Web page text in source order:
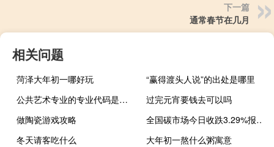
下一篇
通常春节在几月
相关问题
菏泽大年初一哪好玩
“赢得渡头人说”的出处是哪里
公共艺术专业的专业代码是什么
过完元宵要钱去可以吗
做陶瓷游戏攻略
全国碳市场今日收跌3.29%报72.30元/吨
冬天请客吃什么
大年初一熬什么粥寓意